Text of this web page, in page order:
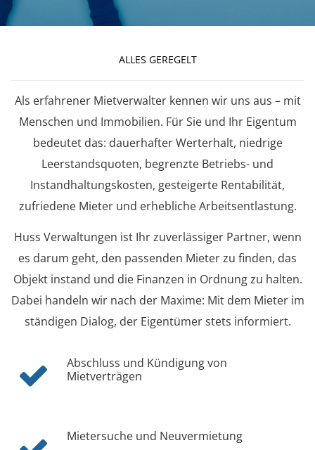
ALLES GEREGELT
Als erfahrener Mietverwalter kennen wir uns aus – mit
Menschen und Immobilien. Für Sie und Ihr Eigentum
bedeutet das: dauerhafter Werterhalt, niedrige
Leerstandsquoten, begrenzte Betriebs- und
Instandhaltungskosten, gesteigerte Rentabilität,
zufriedene Mieter und erhebliche Arbeitsentlastung.
Huss Verwaltungen ist Ihr zuverlässiger Partner, wenn
es darum geht, den passenden Mieter zu finden, das
Objekt instand und die Finanzen in Ordnung zu halten.
Dabei handeln wir nach der Maxime: Mit dem Mieter im
ständigen Dialog, der Eigentümer stets informiert.
Abschluss und Kündigung von
Mietverträgen
Mietersuche und Neuvermietung